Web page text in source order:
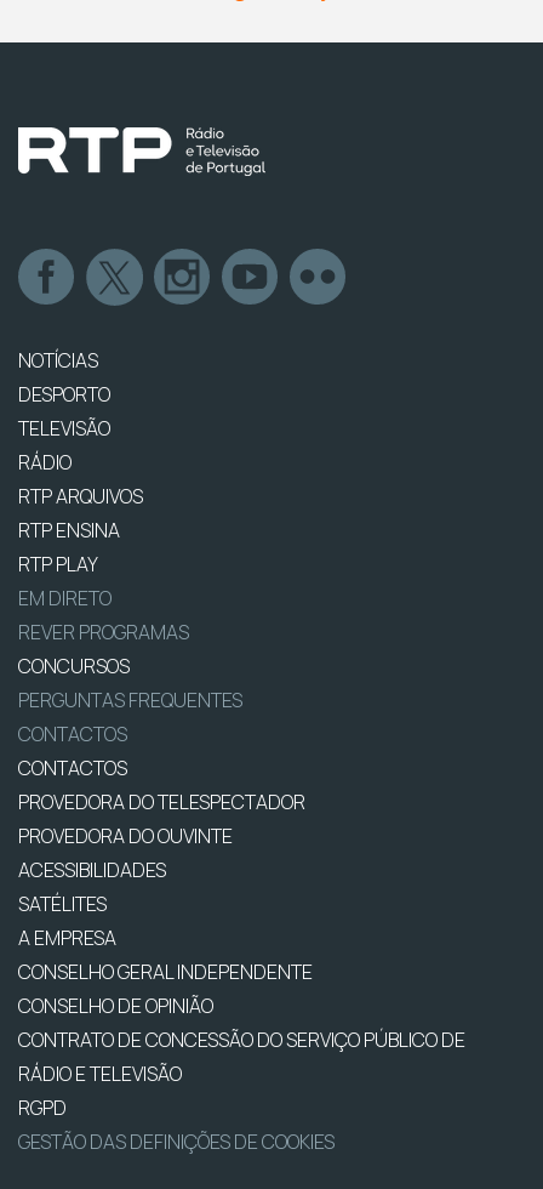
NOTÍCIAS
DESPORTO
TELEVISÃO
RÁDIO
RTP ARQUIVOS
RTP ENSINA
RTP PLAY
EM DIRETO
REVER PROGRAMAS
CONCURSOS
PERGUNTAS FREQUENTES
CONTACTOS
CONTACTOS
PROVEDORA DO TELESPECTADOR
PROVEDORA DO OUVINTE
ACESSIBILIDADES
SATÉLITES
A EMPRESA
CONSELHO GERAL INDEPENDENTE
CONSELHO DE OPINIÃO
CONTRATO DE CONCESSÃO DO SERVIÇO PÚBLICO DE
RÁDIO E TELEVISÃO
RGPD
GESTÃO DAS DEFINIÇÕES DE COOKIES